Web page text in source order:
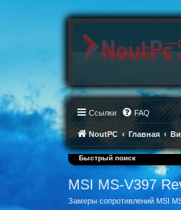
Ссылки FAQ
NoutPC Главная
Быстрый поиск
MSI MS-V397
Замеры сопротивлений MSI